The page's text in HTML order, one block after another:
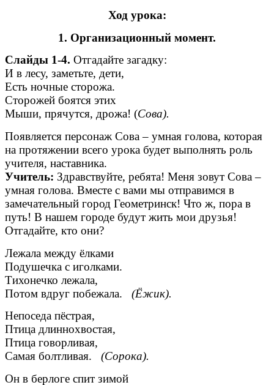
Ход урока:
1. Организационный момент.
Слайды 1-4. Отгадайте загадку:
И в лесу, заметьте, дети,
Есть ночные сторожа.
Сторожей боятся этих
Мыши, прячутся, дрожа! (Сова).
Появляется персонаж Сова – умная голова, которая
на протяжении всего урока будет выполнять роль
учителя, наставника.
Учитель: Здравствуйте, ребята! Меня зовут Сова –
умная голова. Вместе с вами мы отправимся в
замечательный город Геометринск! Что ж, пора в
путь! В нашем городе будут жить мои друзья!
Отгадайте, кто они?
Лежала между ёлками
Подушечка с иголками.
Тихонечко лежала,
Потом вдруг побежала. (Ёжик).
Непоседа пёстрая,
Птица длиннохвостая,
Птица говорливая,
Самая болтливая. (Сорока).
Он в берлоге спит зимой